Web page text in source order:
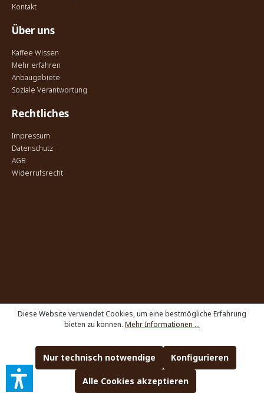
Kontakt
Über uns
Kaffee Wissen
Mehr erfahren
Anbaugebiete
Soziale Verantwortung
Rechtliches
Impressum
Datenschutz
AGB
Widerrufsrecht
Diese Website verwendet Cookies, um eine bestmögliche Erfahrung
bieten zu können. Mehr Informationen ...
Nur technisch notwendige Konfigurieren
Alle Cookies akzeptieren